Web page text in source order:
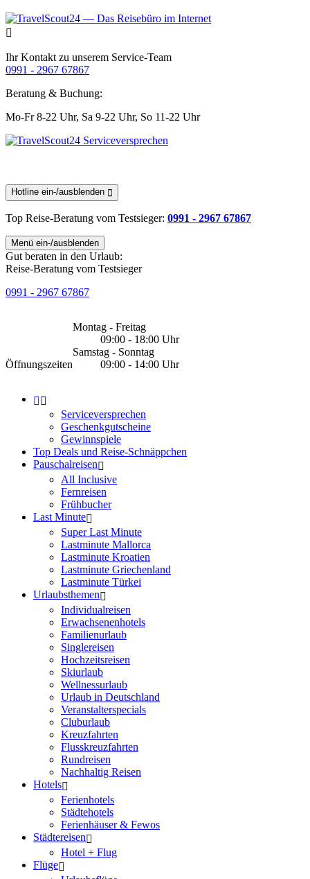
Ihr Kontakt zu unserem Service-Team
0991 - 2967 67867
Beratung & Buchung:
Mo-Fr 8-22 Uhr, Sa 9-22 Uhr, So 11-22 Uhr
Hotline ein-/ausblenden
Top Reise-Beratung vom Testsieger: 0991 - 2967 67867
Menü ein-/ausblenden
Gut beraten in den Urlaub:
Reise-Beratung vom Testsieger
0991 - 2967 67867
Öffnungszeiten
Montag - Freitag
09:00 - 18:00 Uhr
Samstag - Sonntag
09:00 - 14:00 Uhr
Serviceversprechen
Geschenkgutscheine
Gewinnspiele
Top Deals und Reise-Schnäppchen
Pauschalreisen
All Inclusive
Fernreisen
Frühbucher
Last Minute
Super Last Minute
Lastminute Mallorca
Lastminute Kroatien
Lastminute Griechenland
Lastminute Türkei
Urlaubsthemen
Individualreisen
Erwachsenenhotels
Familienurlaub
Singlereisen
Hochzeitsreisen
Skiurlaub
Wellnessurlaub
Urlaub in Deutschland
Veranstalterspecials
Cluburlaub
Kreuzfahrten
Flusskreuzfahrten
Rundreisen
Nachhaltig Reisen
Hotels
Ferienhotels
Städtehotels
Ferienhäuser & Fewos
Städtereisen
Hotel + Flug
Flüge